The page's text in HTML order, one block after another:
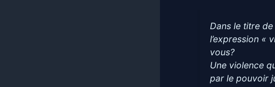
Dans le titre
l’expression «
vous?
Une violence
par le pouvoir